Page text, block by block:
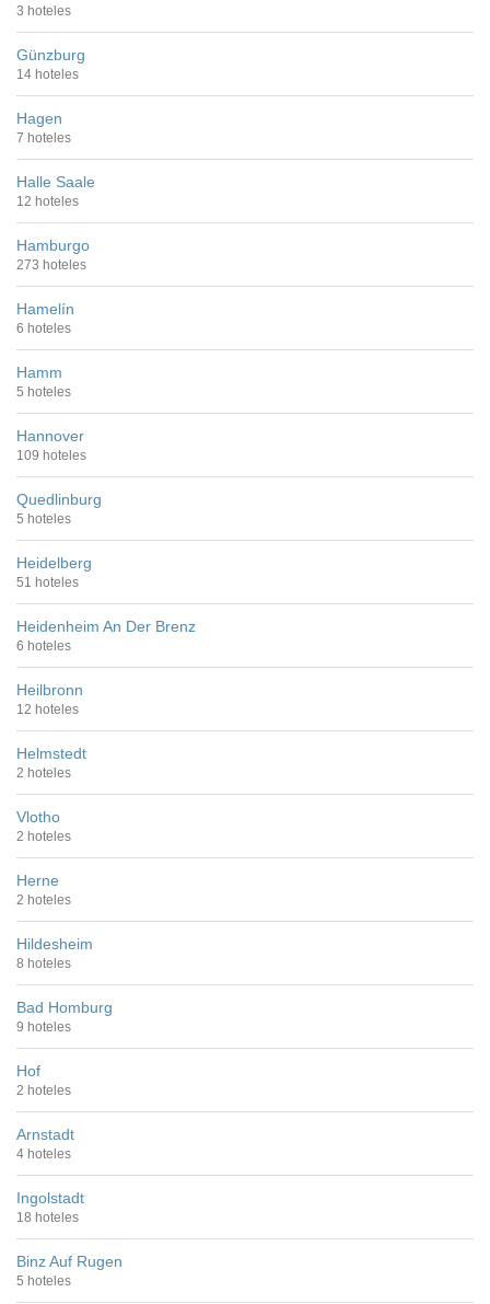
3 hoteles
Günzburg
14 hoteles
Hagen
7 hoteles
Halle Saale
12 hoteles
Hamburgo
273 hoteles
Hamelín
6 hoteles
Hamm
5 hoteles
Hannover
109 hoteles
Quedlinburg
5 hoteles
Heidelberg
51 hoteles
Heidenheim An Der Brenz
6 hoteles
Heilbronn
12 hoteles
Helmstedt
2 hoteles
Vlotho
2 hoteles
Herne
2 hoteles
Hildesheim
8 hoteles
Bad Homburg
9 hoteles
Hof
2 hoteles
Arnstadt
4 hoteles
Ingolstadt
18 hoteles
Binz Auf Rugen
5 hoteles